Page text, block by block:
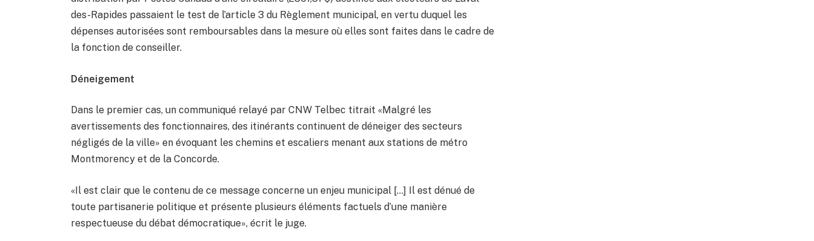
des-Rapides passaient le test de l’article 3 du Règlement municipal, en vertu duquel les
dépenses autorisées sont remboursables dans la mesure où elles sont faites dans le cadre de
la fonction de conseiller.
Déneigement
Dans le premier cas, un communiqué relayé par CNW Telbec titrait «Malgré les
avertissements des fonctionnaires, des itinérants continuent de déneiger des secteurs
négligés de la ville» en évoquant les chemins et escaliers menant aux stations de métro
Montmorency et de la Concorde.
«Il est clair que le contenu de ce message concerne un enjeu municipal […] Il est dénué de
toute partisanerie politique et présente plusieurs éléments factuels d’une manière
respectueuse du débat démocratique», écrit le juge.